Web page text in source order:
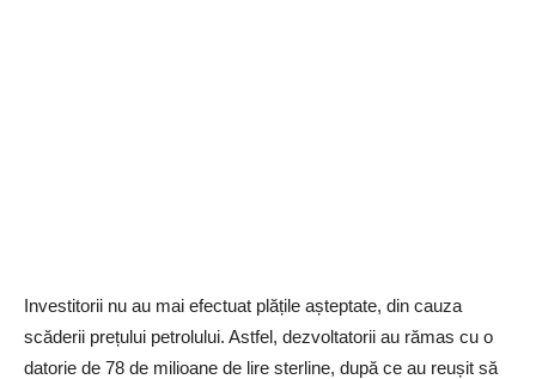
Investitorii nu au mai efectuat plățile așteptate, din cauza
scăderii prețului petrolului. Astfel, dezvoltatorii au rămas cu o
datorie de 78 de milioane de lire sterline, după ce au reușit să